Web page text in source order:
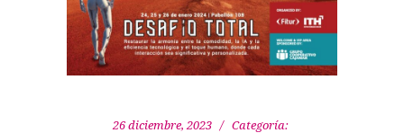
26 diciembre, 2023
Categoría: